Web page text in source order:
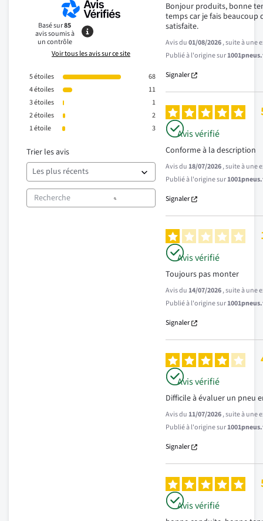
Basé sur85
avis soumis à
un contrôle
Voir tous les avis sur ce site
5étoiles
68
4étoiles
11
3étoiles
1
2étoiles
2
1étoile 3
Trier les avis
Bonjour produits, bonne
temps car je fais
satisfaite.
Avis du01/08/2026, suite à une
Publié à l'origine sur
Signaler
Avis vérifié
Conforme à la description
Avis du18/07/2026, suite à une
Publié à l'origine sur
Signaler
Avis vérifié
Toujours pas monter
Avis du14/07/2026, suite à une
Publié à l'origine sur
Signaler
Avis vérifié
Difficile à évaluer un pneu
Avis du11/07/2026, suite à une
Publié à l'origine sur
Signaler
Avis vérifié